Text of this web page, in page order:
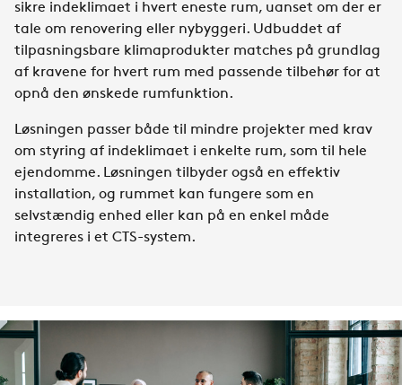
sikre indeklimaet i hvert eneste rum, uanset om der er
tale om renovering eller nybyggeri. Udbuddet af
tilpasningsbare klimaprodukter matches på grundlag
af kravene for hvert rum med passende tilbehør for at
opnå den ønskede rumfunktion.
Løsningen passer både til mindre projekter med krav
om styring af indeklimaet i enkelte rum, som til hele
ejendomme. Løsningen tilbyder også en effektiv
installation, og rummet kan fungere som en
selvstændig enhed eller kan på en enkel måde
integreres i et CTS-system.